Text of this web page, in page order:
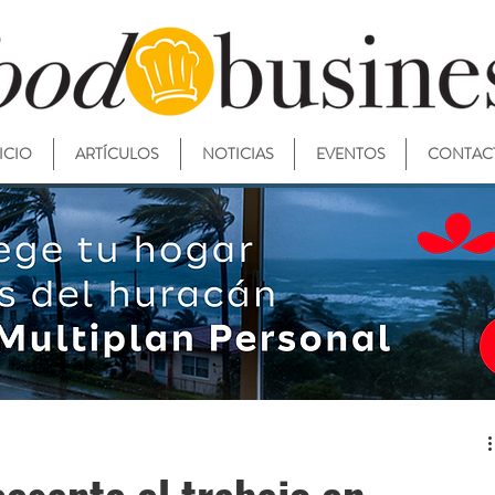
ARTÍCULOS NOTICIAS EVENTOS